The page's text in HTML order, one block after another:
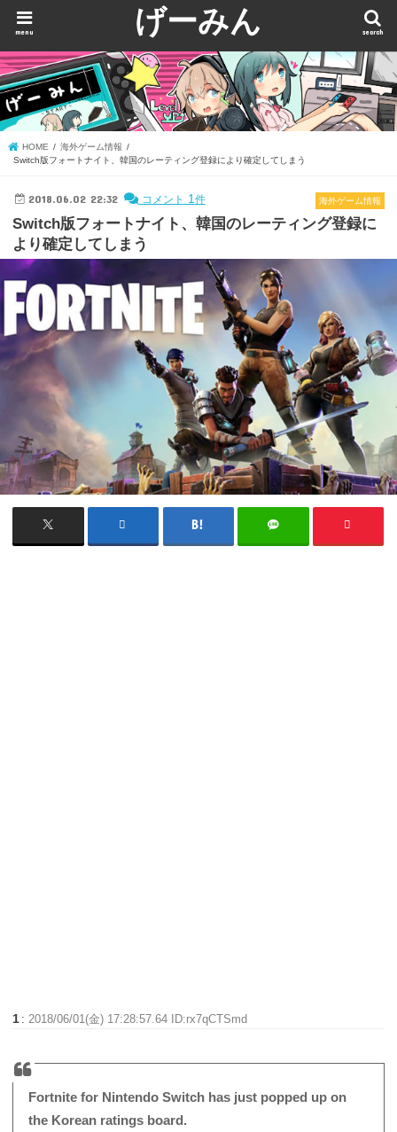
げーみん search
menu
HOME
海外ゲーム情報
Switch版フォートナイト、韓国のレーティング登録により確定してしまう
海外ゲーム情報
2018.06.02 22:32 コメント 1 件
Switch版フォートナイト、韓国のレーティング登録に
より確定してしまう
1 : 2018/06/01(金) 17:28:57.64 ID:rx7qCTSmd
Fortnite for Nintendo Switch has just popped up on
the Korean ratings board.